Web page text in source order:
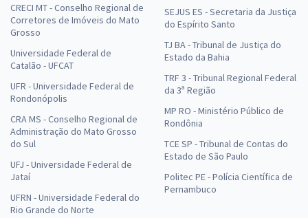
CRECI MT - Conselho Regional de
Corretores de Imóveis do Mato
Grosso
Universidade Federal de
Catalão - UFCAT
UFR - Universidade Federal de
Rondonópolis
CRA MS - Conselho Regional de
Administração do Mato Grosso
do Sul
UFJ - Universidade Federal de
Jataí
UFRN - Universidade Federal do
Rio Grande do Norte
SEJUS ES - Secretaria da Justiça
do Espírito Santo
TJ BA - Tribunal de Justiça do
Estado da Bahia
TRF 3 - Tribunal Regional Federal
da 3ª Região
MP RO - Ministério Público de
Rondônia
TCE SP - Tribunal de Contas do
Estado de São Paulo
Politec PE - Polícia Científica de
Pernambuco